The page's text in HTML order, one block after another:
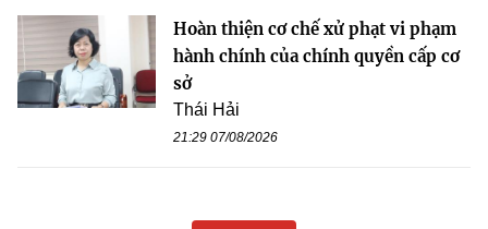
Hoàn thiện cơ chế xử phạt vi phạm
hành chính của chính quyền cấp cơ
sở
Thái Hải
21:29 07/08/2026